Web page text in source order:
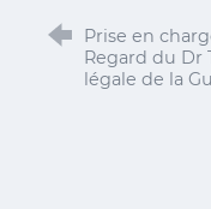
Prise en
Regard du Dr
légale de la